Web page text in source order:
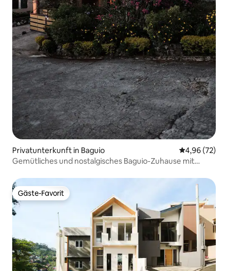
Privatunterkunft in Baguio
4,96 (72)
Gemütliches und nostalgisches Baguio-Zuhause mit
Gäste-Favorit
Gäste-Favorit